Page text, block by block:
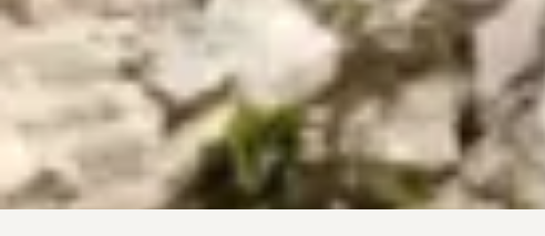
aliment naturel qui
existe depuis des
millénaires. »